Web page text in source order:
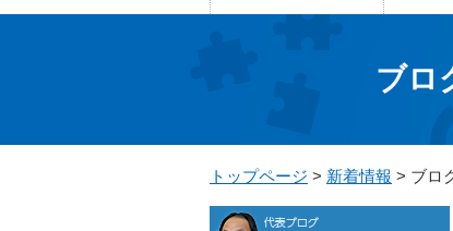
ブロ
トップページ > 新着情報 > ブロ